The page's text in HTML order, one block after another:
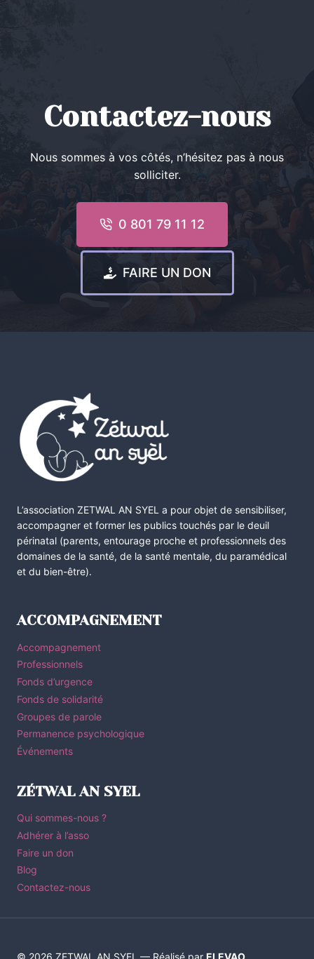
Contactez-nous
Nous sommes à vos côtés, n’hésitez pas à nous
solliciter.
0 801 79 11 12
FAIRE UN DON
L’association ZETWAL AN SYEL a pour objet de sensibiliser,
accompagner et former les publics touchés par le deuil
périnatal (parents, entourage proche et professionnels des
domaines de la santé, de la santé mentale, du paramédical
et du bien-être).
ACCOMPAGNEMENT
Accompagnement
Professionnels
Fonds d’urgence
Fonds de solidarité
Groupes de parole
Permanence psychologique
Événements
ZÉTWAL AN SYEL
Qui sommes-nous ?
Adhérer à l’asso
Faire un don
Blog
Contactez-nous
© 2026 ZETWAL AN SYEL — Réalisé par ELEVAO